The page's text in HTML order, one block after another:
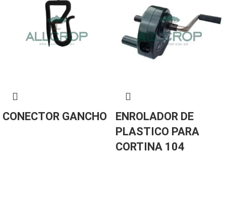
CONECTOR GANCHO
ENROLADOR DE
PLASTICO PARA
CORTINA 104